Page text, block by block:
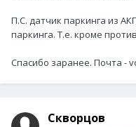
П.С. датчик паркинга из
паркинга. Т.е. кроме
Спасибо заранее. Почта -
Скворцов